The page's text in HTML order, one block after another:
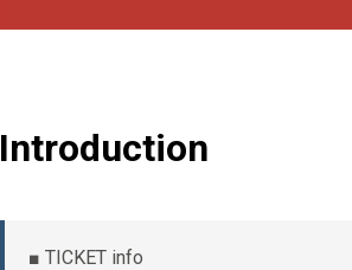
Introduction
■ TICKET info